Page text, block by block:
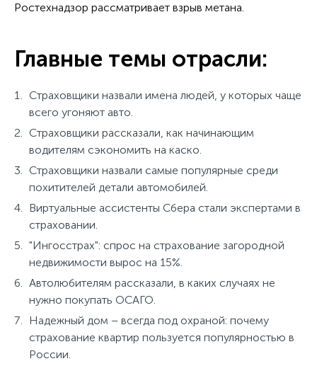
Ростехнадзор рассматривает взрыв метана.
Главные темы отрасли:
Страховщики назвали имена людей, у которых чаще
всего угоняют авто.
Страховщики рассказали, как начинающим
водителям сэкономить на каско.
Страховщики назвали самые популярные среди
похитителей детали автомобилей.
Виртуальные ассистенты Сбера стали экспертами в
страховании.
"Ингосстрах": спрос на страхование загородной
недвижимости вырос на 15%.
Автолюбителям рассказали, в каких случаях не
нужно покупать ОСАГО.
Надежный дом – всегда под охраной: почему
страхование квартир пользуется популярностью в
России.